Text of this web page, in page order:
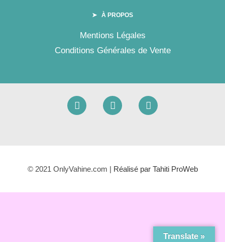
➤ À PROPOS
Mentions Légales
Conditions Générales de Vente
© 2021 OnlyVahine.com | Réalisé par Tahiti ProWeb
Translate »